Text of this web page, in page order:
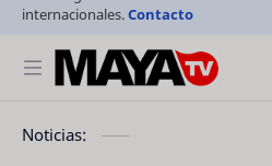
internacionales.Contacto
Noticias: